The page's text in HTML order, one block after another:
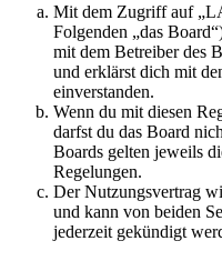
Mit dem Zugriff auf
Folgenden „das
mit dem Betreiber des
und erklärst dich mit
einverstanden.
Wenn du mit diesen
darfst du das Board
Boards gelten jeweils
Regelungen.
Der Nutzungsvertrag
und kann von beiden
jederzeit gekündigt